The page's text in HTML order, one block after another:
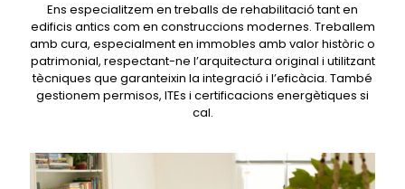
Ens especialitzem en treballs de rehabilitació tant en
edificis antics com en construccions modernes. Treballem
amb cura, especialment en immobles amb valor històric o
patrimonial, respectant-ne l’arquitectura original i utilitzant
tècniques que garanteixin la integració i l’eficàcia. També
gestionem permisos, ITEs i certificacions energètiques si
cal.